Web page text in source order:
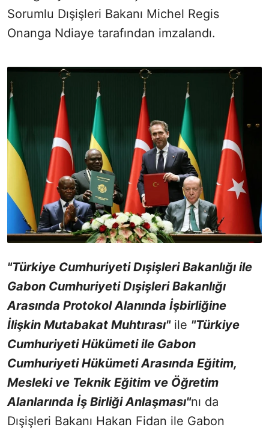
Sorumlu Dışişleri Bakanı Michel Regis
Onanga Ndiaye tarafından imzalandı.
"Türkiye Cumhuriyeti Dışişleri Bakanlığı ile
Gabon Cumhuriyeti Dışişleri Bakanlığı
Arasında Protokol Alanında İşbirliğine
İlişkin Mutabakat Muhtırası"ile "Türkiye
Cumhuriyeti Hükümeti ile Gabon
Cumhuriyeti Hükümeti Arasında Eğitim,
Mesleki ve Teknik Eğitim ve Öğretim
Alanlarında İş Birliği Anlaşması"nı da
Dışişleri Bakanı Hakan Fidan ile Gabon